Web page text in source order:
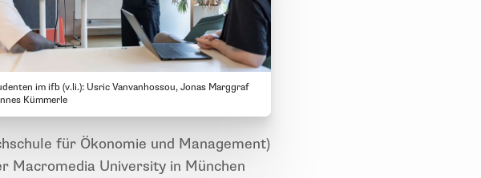
im ifb (v.li.): Usric Vanvanhossou, Jonas Marggraf
Kümmerle
für Ökonomie und Management)
Macromedia University in München